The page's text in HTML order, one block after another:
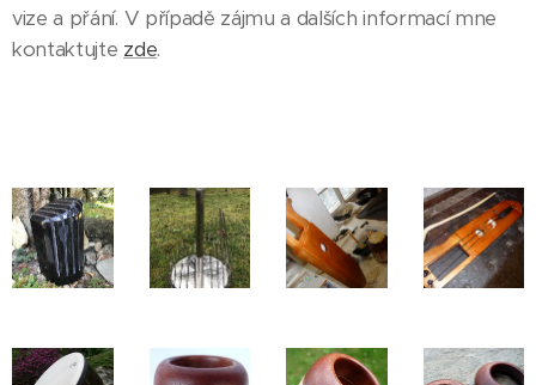
vize a přání. V případě zájmu a dalších informací mne
kontaktujte zde.